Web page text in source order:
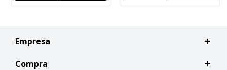
Empresa
Compra